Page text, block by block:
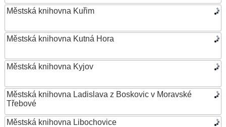
Městská knihovna Kuřim
Městská knihovna Kutná Hora
Městská knihovna Kyjov
Městská knihovna Ladislava z Boskovic v Moravské
Třebové
Městská knihovna Libochovice